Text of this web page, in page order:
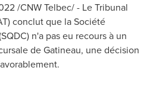
/CNW Telbec/ - Le Tribunal
conclut que la Société
n'a pas eu recours à un
deGatineau, une décision